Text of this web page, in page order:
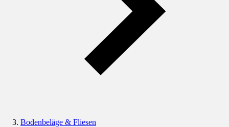
Bodenbeläge & Fliesen